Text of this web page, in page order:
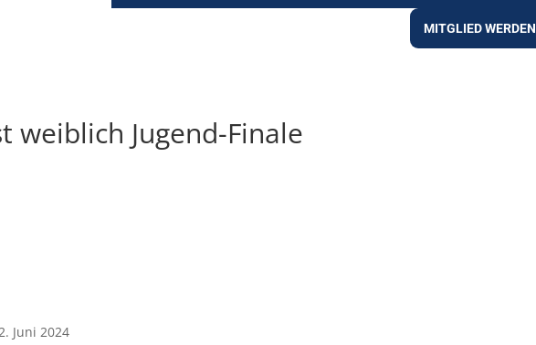
MITGLIED WERDEN
weiblich Jugend-Finale
Juni 2024